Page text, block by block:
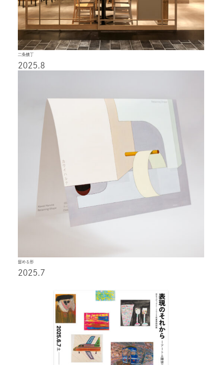
二条横丁
2025.8
留める形
2025.7